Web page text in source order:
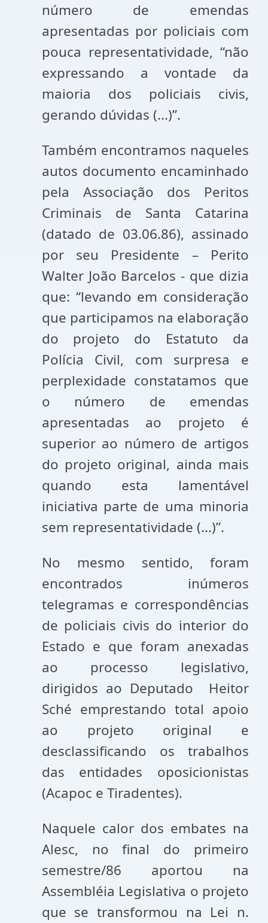
número de emendas
apresentadas por policiais com
pouca representatividade, “não
expressando a vontade da
maioria dos policiais civis,
gerando dúvidas (...)”.
Também encontramos naqueles
autos documento encaminhado
pela Associação dos Peritos
Criminais de Santa Catarina
(datado de 03.06.86), assinado
por seu Presidente – Perito
Walter João Barcelos - que dizia
que: “levando em consideração
que participamos na elaboração
do projeto do Estatuto da
Polícia Civil, com surpresa e
perplexidade constatamos que
o número de emendas
apresentadas ao projeto é
superior ao número de artigos
do projeto original, ainda mais
quando esta lamentável
iniciativa parte de uma minoria
sem representatividade (...)”.
No mesmo sentido, foram
encontrados inúmeros
telegramas e correspondências
de policiais civis do interior do
Estado e que foram anexadas
ao processo legislativo,
dirigidos ao Deputado Heitor
Sché emprestando total apoio
ao projeto original e
desclassificando os trabalhos
das entidades oposicionistas
(Acapoc e Tiradentes).
Naquele calor dos embates na
Alesc, no final do primeiro
semestre/86 aportou na
Assembléia Legislativa o projeto
que se transformou na Lei n.